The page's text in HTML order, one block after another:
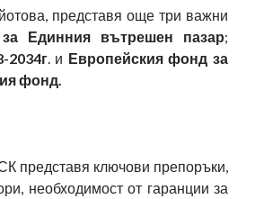
представя още три важни
за Единния вътрешен пазар;
2034г. и Европейския фонд за
фонд.
представя ключови препоръки,
необходимост от гаранции за